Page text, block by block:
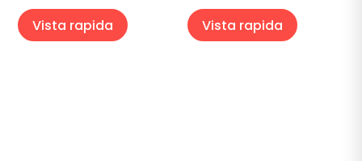
Vista rapida Vista rapida